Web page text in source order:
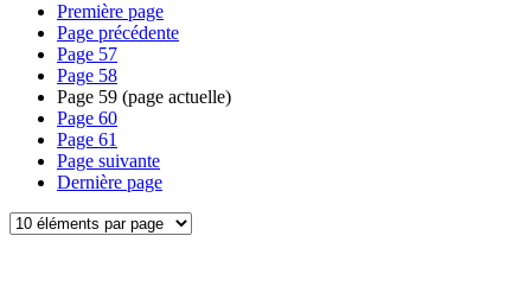
Première page
Page précédente
Page 57
Page 58
Page 59 (page actuelle)
Page 60
Page 61
Page suivante
Dernière page